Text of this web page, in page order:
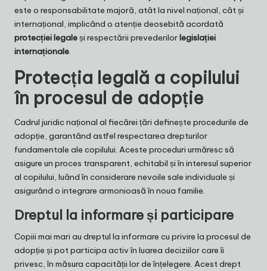
este o responsabilitate majoră, atât la nivel național, cât și
internațional, implicând o atenție deosebită acordată
protecției legaleși respectării prevederilorlegislației
internaționale.
Protecția legală a copilului
în procesul de adopție
Cadrul juridic național al fiecărei țări definește procedurile de
adopție, garantând astfel respectarea drepturilor
fundamentale ale copilului. Aceste proceduri urmăresc să
asigure un proces transparent, echitabil și în interesul superior
al copilului, luând în considerare nevoile sale individuale și
asigurând o integrare armonioasă în noua familie.
Dreptul la informare și participare
Copiii mai mari au dreptul la informare cu privire la procesul de
adopție și pot participa activ în luarea deciziilor care îi
privesc, în măsura capacității lor de înțelegere. Acest drept